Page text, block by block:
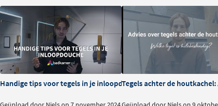
Handige tips voor tegels in je inloopdoucheTegels achter de